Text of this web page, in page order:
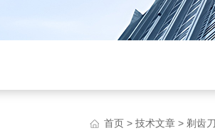
首页 > 技术文章 > 剃齿